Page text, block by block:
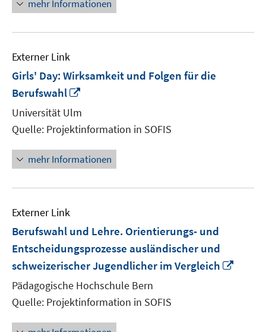
öffnen
mehr Informationen
Externer Link
Girls' Day: Wirksamkeit und Folgen für die
Berufswahl
Fenster
öffnen
Universität Ulm
Quelle: Projektinformation in SOFIS
mehr Informationen
Externer Link
Berufswahl und Lehre. Orientierungs- und
Entscheidungsprozesse ausländischer und
schweizerischer Jugendlicher im Vergleich
Pädagogische Hochschule Bern
Quelle: Projektinformation in SOFIS